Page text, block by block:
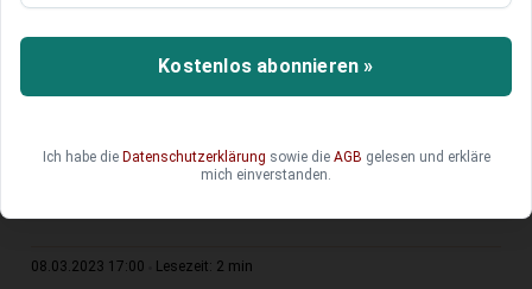
Das Handwerk steuert auf schwere Zeiten zu,
Wirtschaftsminister Habeck verbreitet
Durchhalteparolen.
08.03.2023 17:00 Lesezeit: 2 min
Kostenlos abonnieren »
Ich habe die Datenschutzerklärung sowie die AGB gelesen und erkläre
mich einverstanden.